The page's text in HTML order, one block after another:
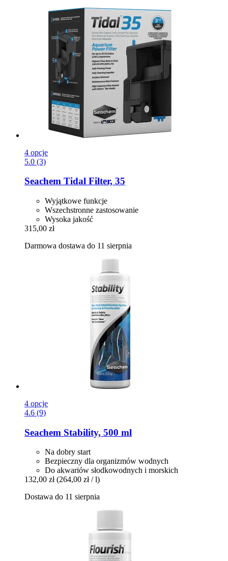
4 opcje
5.0 (3)
Seachem Tidal Filter, 35
Wyjątkowe funkcje
Wszechstronne zastosowanie
Wysoka jakość
315,00 zł
Darmowa dostawa do 11 sierpnia
4 opcje
4.6 (9)
Seachem Stability, 500 ml
Na dobry start
Bezpieczny dla organizmów wodnych
Do akwariów słodkowodnych i morskich
132,00 zł (264,00 zł / l)
Dostawa do 11 sierpnia